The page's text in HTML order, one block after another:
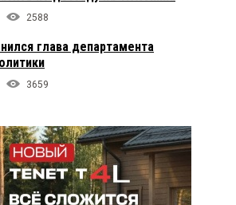
2588
глава департамента
3659